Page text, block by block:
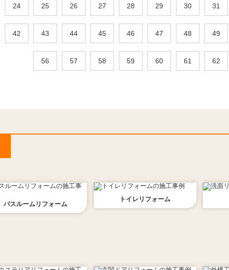
24 25 26 27 28 29 30 31
42 43 44 45 46 47 48 49
56 57 58 59 60 61 62
バスルーム リフォーム
トイレ リフォーム